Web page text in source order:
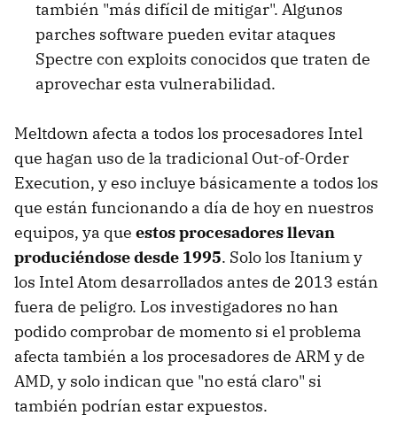
también "más difícil de mitigar". Algunos
parches software pueden evitar ataques
Spectre con exploits conocidos que traten de
aprovechar esta vulnerabilidad.
Meltdown afecta a todos los procesadores Intel
que hagan uso de la tradicional Out-of-Order
Execution, y eso incluye básicamente a todos los
que están funcionando a día de hoy en nuestros
equipos, ya que estos procesadores llevan
produciéndose desde 1995. Solo los Itanium y
los Intel Atom desarrollados antes de 2013 están
fuera de peligro. Los investigadores no han
podido comprobar de momento si el problema
afecta también a los procesadores de ARM y de
AMD, y solo indican que "no está claro" si
también podrían estar expuestos.